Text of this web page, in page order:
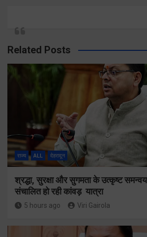
Related Posts
राज्य ALL देहरादून
श्रद्धा, सुरक्षा और सुगमता के उत्कृष्ट
संचालित हो रही कांवड़ यात्रा
5 hours ago Viri Gairola